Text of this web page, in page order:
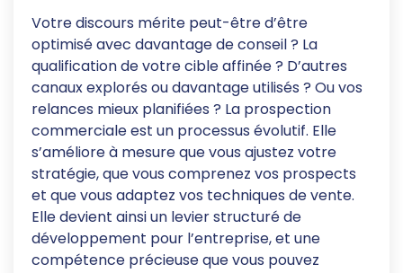
Votre discours mérite peut-être d’être
optimisé avec davantage de conseil ? La
qualification de votre cible affinée ? D’autres
canaux explorés ou davantage utilisés ? Ou vos
relances mieux planifiées ? La prospection
commerciale est un processus évolutif. Elle
s’améliore à mesure que vous ajustez votre
stratégie, que vous comprenez vos prospects
et que vous adaptez vos techniques de vente.
Elle devient ainsi un levier structuré de
développement pour l’entreprise, et une
compétence précieuse que vous pouvez